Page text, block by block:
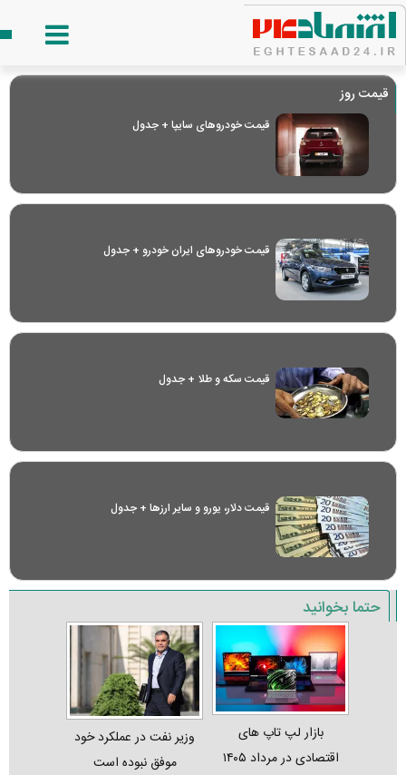
قیمت روز
قیمت خودرو‌های سایپا + جدول
قیمت خودرو‌های ایران خودرو + جدول
قیمت سکه و طلا + جدول
قیمت دلار، یورو و سایر ارز‌ها + جدول
حتما بخوانید
بازار لپ‌ تاپ‌ های
اقتصادی در مرداد ۱۴۰۵
وزیر نفت در عملکرد خود
موفق نبوده است